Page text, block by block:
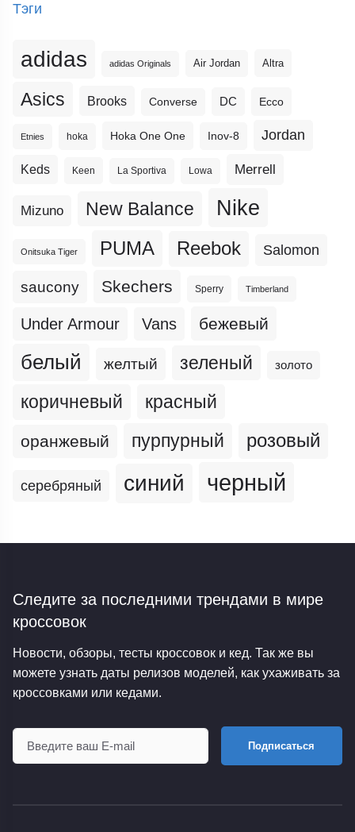
Тэги
adidas adidas Originals Air Jordan Altra
Asics Brooks Converse DC Ecco
Etnies hoka Hoka One One Inov-8 Jordan
Keds Keen La Sportiva Lowa Merrell
Mizuno New Balance Nike
Onitsuka Tiger PUMA Reebok Salomon
saucony Skechers Sperry Timberland
Under Armour Vans бежевый
белый желтый зеленый золото
коричневый красный
оранжевый пурпурный розовый
серебряный синий черный
Следите за последними трендами в мире
кроссовок
Новости, обзоры, тесты кроссовок и кед. Так же вы
можете узнать даты релизов моделей, как ухаживать за
кроссовками или кедами.
Подписаться